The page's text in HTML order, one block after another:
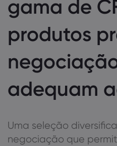
gama de
produtos
adequam
Uma seleção
negociação que